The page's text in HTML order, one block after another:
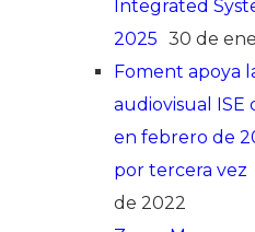
Integrated
2025 30 de
Foment apoya
audiovisual ISE
en febrero de
por tercera vez
de 2022